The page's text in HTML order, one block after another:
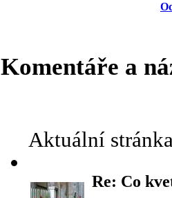
Komentáře a
Aktuální
Re: Co